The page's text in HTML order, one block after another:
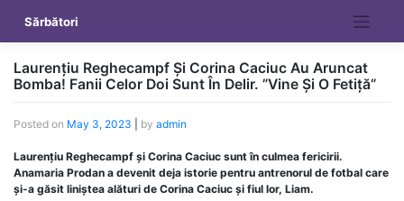
content
Sărbători
Laurențiu Reghecampf Și Corina Caciuc Au Aruncat
Bomba! Fanii Celor Doi Sunt În Delir. ”Vine Și O Fetiță”
Posted on May 3, 2023 by admin
Laurențiu Reghecampf și Corina Caciuc sunt în culmea fericirii.
Anamaria Prodan a devenit deja istorie pentru antrenorul de fotbal care
și-a găsit liniștea alături de Corina Caciuc și fiul lor, Liam.